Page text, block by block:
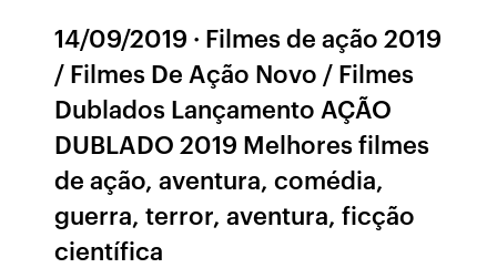
14/09/2019 · Filmes de ação 2019
/ Filmes De Ação Novo / Filmes
Dublados Lançamento AÇÃO
DUBLADO 2019 Melhores filmes
de ação, aventura, comédia,
guerra, terror, aventura, ficção
científica